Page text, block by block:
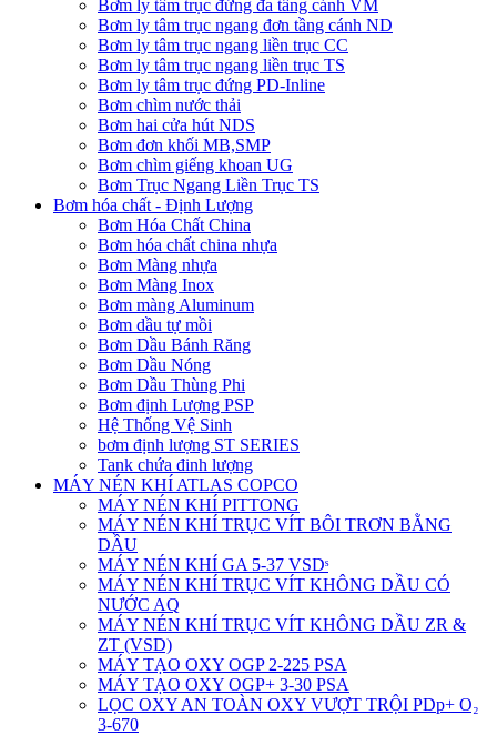
Bơm ly tâm trục đứng đa tầng cánh VM
Bơm ly tâm trục ngang đơn tầng cánh ND
Bơm ly tâm trục ngang liền trục CC
Bơm ly tâm trục ngang liền trục TS
Bơm ly tâm trục đứng PD-Inline
Bơm chìm nước thải
Bơm hai cửa hút NDS
Bơm đơn khối MB,SMP
Bơm chìm giếng khoan UG
Bơm Trục Ngang Liền Trục TS
Bơm hóa chất - Định Lượng
Bơm Hóa Chất China
Bơm hóa chất china nhựa
Bơm Màng nhựa
Bơm Màng Inox
Bơm màng Aluminum
Bơm dầu tự mồi
Bơm Dầu Bánh Răng
Bơm Dầu Nóng
Bơm Dầu Thùng Phi
Bơm định Lượng PSP
Hệ Thống Vệ Sinh
bơm định lượng ST SERIES
Tank chứa đinh lượng
MÁY NÉN KHÍ ATLAS COPCO
MÁY NÉN KHÍ PITTONG
MÁY NÉN KHÍ TRỤC VÍT BÔI TRƠN BẰNG
DẦU
MÁY NÉN KHÍ GA 5-37 VSDˢ
MÁY NÉN KHÍ TRỤC VÍT KHÔNG DẦU CÓ
NƯỚC AQ
MÁY NÉN KHÍ TRỤC VÍT KHÔNG DẦU ZR &
ZT (VSD)
MÁY TẠO OXY OGP 2-225 PSA
MÁY TẠO OXY OGP+ 3-30 PSA
LỌC OXY AN TOÀN OXY VƯỢT TRỘI PDp+ O₂
3-670